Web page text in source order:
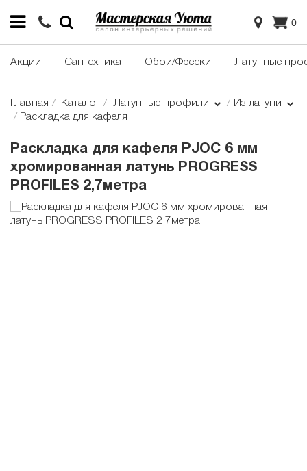
0
Акции Сантехника Обои/Фрески Латунные
Главная Каталог Латунные профили
Из латуни
Раскладка для кафеля
Раскладка для кафеля PJOC 6 мм
хромированная латунь PROGRESS
PROFILES 2,7метра